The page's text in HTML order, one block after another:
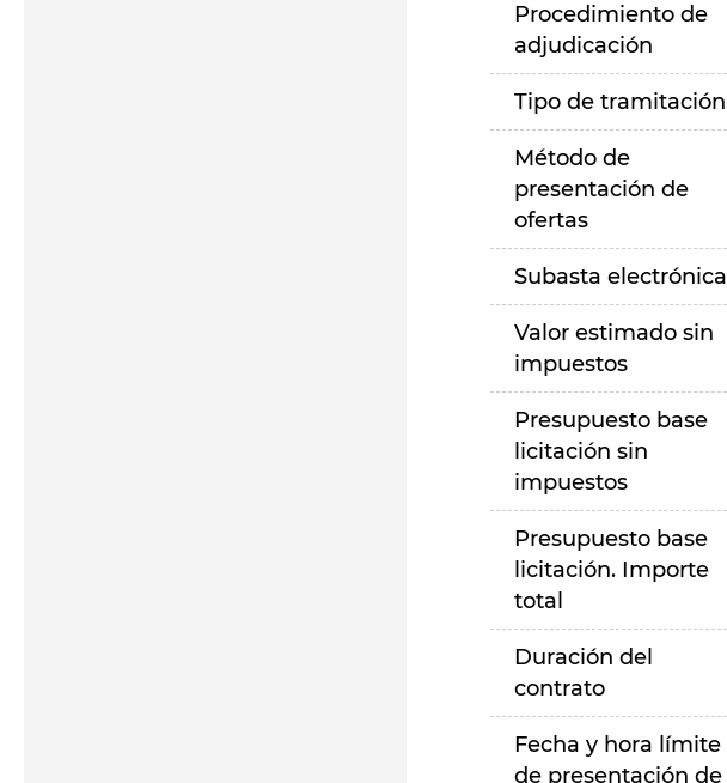
Procedimiento de
adjudicación
Tipo de tramitación
Método de
presentación de
ofertas
Subasta electrónica
Valor estimado sin
impuestos
Presupuesto base
licitación sin
impuestos
Presupuesto base
licitación. Importe
total
Duración del
contrato
Fecha y hora límite
de presentación de